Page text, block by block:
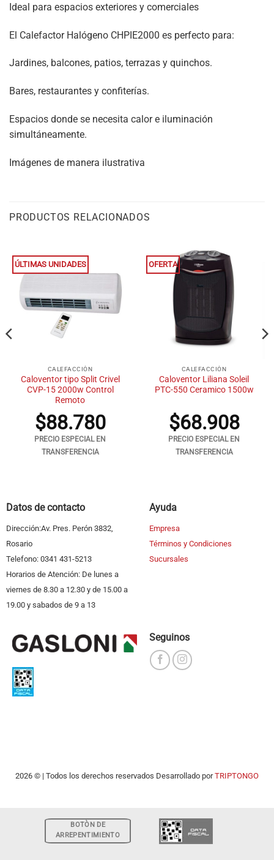
Ideal para espacios exteriores y comerciales
El Calefactor Halógeno CHPIE2000 es perfecto para:
Jardines, balcones, patios, terrazas y quinchos.
Bares, restaurantes y confiterías.
Espacios donde se necesita calor e iluminación
simultáneamente.
Imágenes de manera ilustrativa
PRODUCTOS RELACIONADOS
ÚLTIMAS UNIDADES
CALEFACCIÓN
Caloventor tipo Split Crivel
CVP-15 2000w Control
Remoto
$88.780
PRECIO ESPECIAL EN
TRANSFERENCIA
OFERTA
CALEFACCIÓN
Caloventor Liliana Soleil
PTC-550 Ceramico 1500w
$68.908
PRECIO ESPECIAL EN
TRANSFERENCIA
Datos de contacto
Dirección:Av. Pres. Perón 3832,
Rosario
Telefono: 0341 431-5213
Horarios de Atención: De lunes a
viernes de 8.30 a 12.30 y de 15.00 a
19.00 y sabados de 9 a 13
Ayuda
Empresa
Términos y Condiciones
Sucursales
Seguinos
2026 © | Todos los derechos reservados Desarrollado porTRIPTONGO
BOTÒN DE
ARREPENTIMIENTO